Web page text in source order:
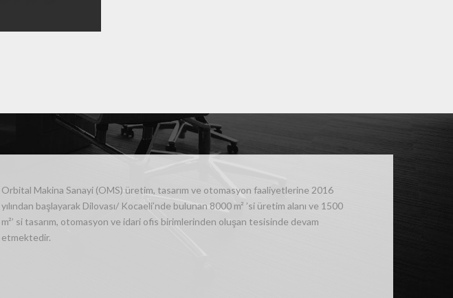
Orbital Makina Sanayi (OMS) üretim, tasarım ve otomasyon faaliyetlerine 2016
yılından başlayarak Dilovası/ Kocaeli’nde bulunan 8000 m² ’si üretim alanı ve 1500
m²’ si tasarım, otomasyon ve idari ofis birimlerinden oluşan tesisinde devam
etmektedir.